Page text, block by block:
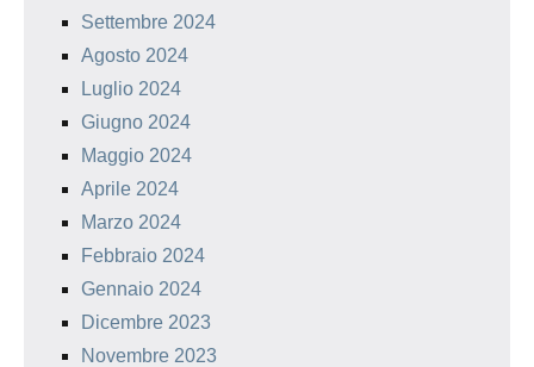
Settembre 2024
Agosto 2024
Luglio 2024
Giugno 2024
Maggio 2024
Aprile 2024
Marzo 2024
Febbraio 2024
Gennaio 2024
Dicembre 2023
Novembre 2023